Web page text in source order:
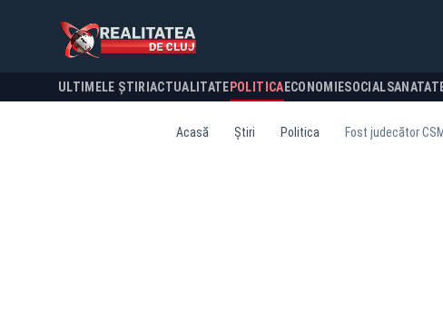
ULTIMELE ȘTIRI ACTUALITATE POLITICA ECONOMIESOCIAL
Acasă Știri Politica Fost judecător